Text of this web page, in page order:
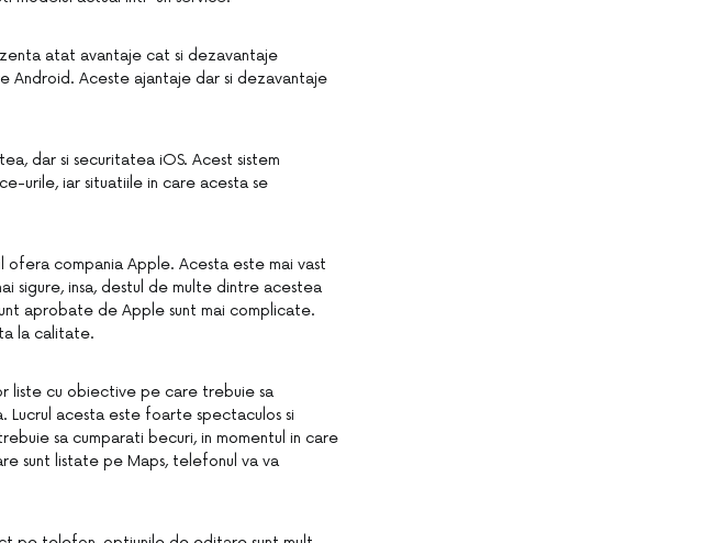
atat avantaje cat si dezavantaje
Aceste ajantaje dar si dezavantaje
dar si securitatea iOS. Acest sistem
urile, iar situatiile in care acesta se
compania Apple. Acesta este mai vast
sigure, insa, destul de multe dintre acestea
aprobate de Apple sunt mai complicate.
la calitate.
liste cu obiective pe care trebuie sa
acesta este foarte spectaculos si
sa cumparati becuri, in momentul in care
sunt listate pe Maps, telefonul va va